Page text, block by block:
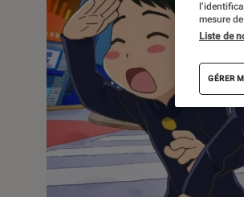
mesure
Liste de
GÉRER